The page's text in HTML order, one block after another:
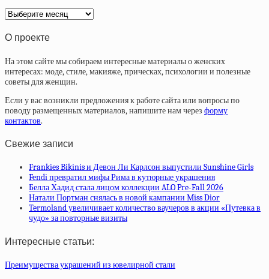
Архив
статей
О проекте
На этом сайте мы собираем интересные материалы о женских
интересах: моде, стиле, макияже, прическах, психологии и полезные
советы для женщин.
Если у вас возникли предложения к работе сайта или вопросы по
поводу размещенных материалов, напишите нам через форму
контактов.
Свежие записи
Frankies Bikinis и Девон Ли Карлсон выпустили Sunshine Girls
Fendi превратил мифы Рима в кутюрные украшения
Белла Хадид стала лицом коллекции ALO Pre-Fall 2026
Натали Портман снялась в новой кампании Miss Dior
Termoland увеличивает количество ваучеров в акции «Путевка в
чудо» за повторные визиты
Интересные статьи:
Преимущества украшений из ювелирной стали